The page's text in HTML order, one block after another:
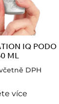
IQ PODO
ML
DPH
více